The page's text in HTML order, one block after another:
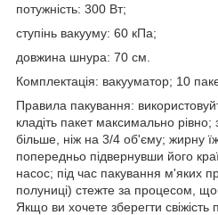
потужність: 300 Вт;
ступінь вакууму: 60 кПа;
довжина шнура: 70 см.
Комплектація: вакууматор; 10
Правила пакування:
кладіть пакет максимально
більше, ніж на 3/4 об'єму; жирну
попередньо підвернувши його
насос; під час пакування м'яких
полуниці) стежте за процесом,
Якщо ви хочете зберегти свіжість